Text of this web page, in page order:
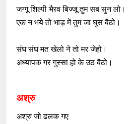
जग्गू शिल्पी भैरव बिज्जू तुम सब सुन लो।
एक न भये तो भाड़ में तुम जा घुस बैठो।
संघ संघ मत खेलो ने तो मर जेहो।
अध्यापक गर गुस्सा हो के उठ बैठो।
अश्रु
अश्रु जो ढलक गए